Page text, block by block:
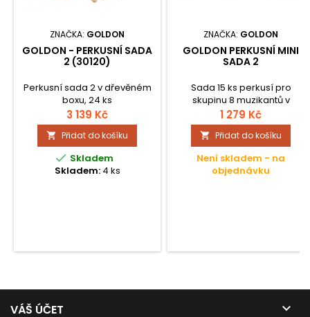
ZNAČKA: GOLDON
GOLDON - PERKUSNÍ SADA
2 (30120)
Perkusní sada 2 v dřevěném
boxu, 24 ks
3 139 Kč
 Přidat do košíku
 Skladem
Skladem: 4 ks
ZNAČKA: GOLDON
GOLDON PERKUSNÍ MINI
SADA 2
Sada 15 ks perkusí pro
skupinu 8 muzikantů v
plastovém vaku.
1 279 Kč
 Přidat do košíku
Není skladem - na
objednávku
VÁŠ ÚČET 